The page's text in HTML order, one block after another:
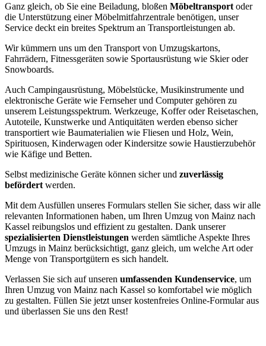
Ganz gleich, ob Sie eine Beiladung, bloßen Möbeltransport oder
die Unterstützung einer Möbelmitfahrzentrale benötigen, unser
Service deckt ein breites Spektrum an Transportleistungen ab.
Wir kümmern uns um den Transport von Umzugskartons,
Fahrrädern, Fitnessgeräten sowie Sportausrüstung wie Skier oder
Snowboards.
Auch Campingausrüstung, Möbelstücke, Musikinstrumente und
elektronische Geräte wie Fernseher und Computer gehören zu
unserem Leistungsspektrum. Werkzeuge, Koffer oder Reisetaschen,
Autoteile, Kunstwerke und Antiquitäten werden ebenso sicher
transportiert wie Baumaterialien wie Fliesen und Holz, Wein,
Spirituosen, Kinderwagen oder Kindersitze sowie Haustierzubehör
wie Käfige und Betten.
Selbst medizinische Geräte können sicher und zuverlässig
befördert werden.
Mit dem Ausfüllen unseres Formulars stellen Sie sicher, dass wir alle
relevanten Informationen haben, um Ihren Umzug von Mainz nach
Kassel reibungslos und effizient zu gestalten. Dank unserer
spezialisierten Dienstleistungen werden sämtliche Aspekte Ihres
Umzugs in Mainz berücksichtigt, ganz gleich, um welche Art oder
Menge von Transportgütern es sich handelt.
Verlassen Sie sich auf unseren umfassenden Kundenservice, um
Ihren Umzug von Mainz nach Kassel so komfortabel wie möglich
zu gestalten. Füllen Sie jetzt unser kostenfreies Online-Formular aus
und überlassen Sie uns den Rest!